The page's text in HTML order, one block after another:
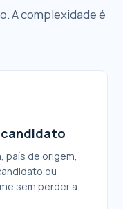
A complexidade é
candidato
país de origem,
ou
sem perder a